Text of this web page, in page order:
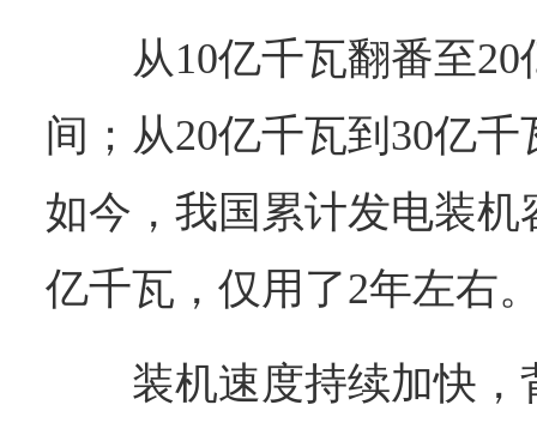
从10亿千瓦翻番至
间；从20亿千瓦到30亿
如今，我国累计发电装机
亿千瓦，仅用了2年左右
装机速度持续加快